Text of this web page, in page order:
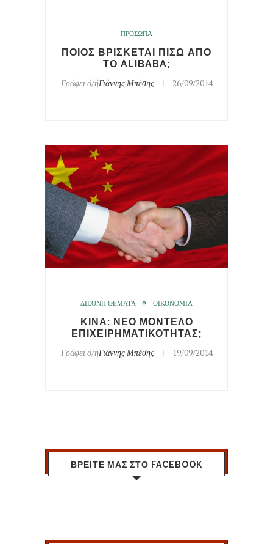
ΠΡΟΣΩΠΑ
ΠΟΙΟΣ ΒΡΙΣΚΕΤΑΙ ΠΙΣΩ ΑΠΟ
ΤΟ ALIBABA;
Γράφει ό/ήΓιάννης Μπέσης 26/09/2014
ΔΙΕΘΝΗ ΘΕΜΑΤΑ ΟΙΚΟΝΟΜΙΑ
ΚΙΝΑ: ΝΕΟ ΜΟΝΤΕΛΟ
ΕΠΙΧΕΙΡΗΜΑΤΙΚΟΤΗΤΑΣ;
Γράφει ό/ήΓιάννης Μπέσης 19/09/2014
ΒΡΕΙΤΕ ΜΑΣ ΣΤΟ FACEBOOK